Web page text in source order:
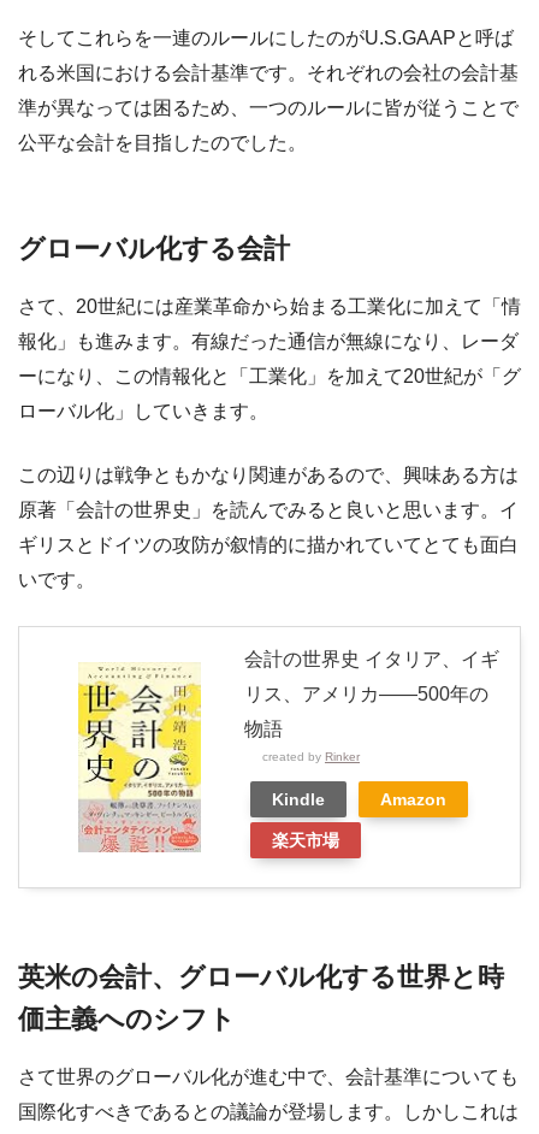
そしてこれらを一連のルールにしたのがU.S.GAAPと呼ば
れる米国における会計基準です。それぞれの会社の会計基
準が異なっては困るため、一つのルールに皆が従うことで
公平な会計を目指したのでした。
グローバル化する会計
さて、20世紀には産業革命から始まる工業化に加えて「情
報化」も進みます。有線だった通信が無線になり、レーダ
ーになり、この情報化と「工業化」を加えて20世紀が「グ
ローバル化」していきます。
この辺りは戦争ともかなり関連があるので、興味ある方は
原著「会計の世界史」を読んでみると良いと思います。イ
ギリスとドイツの攻防が叙情的に描かれていてとても面白
いです。
会計の世界史 イタリア、イギ
リス、アメリカ――500年の
物語
created by Rinker
Kindle Amazon
楽天市場
英米の会計、グローバル化する世界と時
価主義へのシフト
さて世界のグローバル化が進む中で、会計基準についても
国際化すべきであるとの議論が登場します。しかしこれは